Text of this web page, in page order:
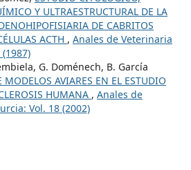
Y ULTRAESTRUCTURAL DE LA
DE CABRITOS
ACTH , Anales de Veterinaria
G. Doménech, B. García
MODELOS AVIARES EN EL ESTUDIO
HUMANA , Anales de
Vol. 18 (2002)